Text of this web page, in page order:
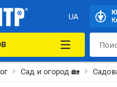
UA
Сад и огород 🏡